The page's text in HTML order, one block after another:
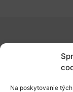
Na poskytovanie